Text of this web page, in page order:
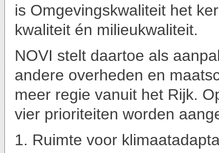
is Omgevingskwaliteit het
kwaliteit én milieukwaliteit.
NOVI stelt daartoe als
andere overheden en
meer regie vanuit het Rijk.
vier prioriteiten worden
1. Ruimte voor